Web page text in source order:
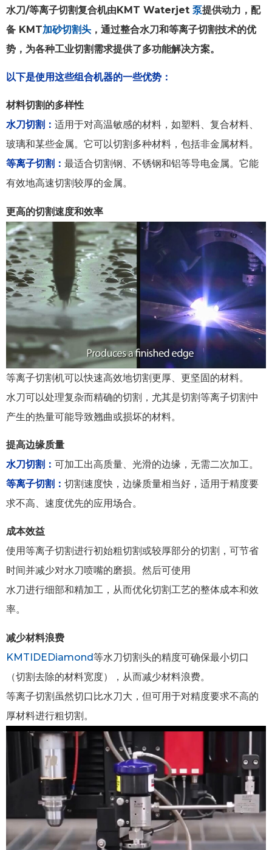
水刀/等离子切割复合机由KMT Waterjet 泵提供动力，配
备 KMT加砂切割头 ，通过整合水刀和等离子切割技术的优
势，为各种工业切割需求提供了多功能解决方案。
以下是使用这些组合机器的一些优势：
材料切割的多样性
水刀切割： 适用于对高温敏感的材料，如塑料、复合材料、
玻璃和某些金属。它可以切割多种材料，包括非金属材料。
等离子切割： 最适合切割钢、不锈钢和铝等导电金属。它能
有效地高速切割较厚的金属。
更高的切割速度和效率
等离子切割机可以快速高效地切割更厚、更坚固的材料。
水刀可以处理复杂而精确的切割，尤其是切割等离子切割中
产生的热量可能导致翘曲或损坏的材料。
提高边缘质量
水刀切割： 可加工出高质量、光滑的边缘，无需二次加工。
等离子切割： 切割速度快，边缘质量相当好，适用于精度要
求不高、速度优先的应用场合。
成本效益
使用等离子切割进行初始粗切割或较厚部分的切割，可节省
时间并减少对水刀喷嘴的磨损。然后可使用
水刀进行细部和精加工，从而优化切割工艺的整体成本和效
率。
减少材料浪费
KMTIDEDiamond等水刀切割头的精度可确保最小切口
（切割去除的材料宽度），从而减少材料浪费。
等离子切割虽然切口比水刀大，但可用于对精度要求不高的
厚材料进行粗切割。